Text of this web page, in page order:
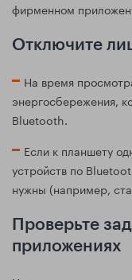
фирменном
Отключите
На время
энергосбережения,
Bluetooth.
Если к планшету
устройств по
нужны (например,
Проверьте
приложениях